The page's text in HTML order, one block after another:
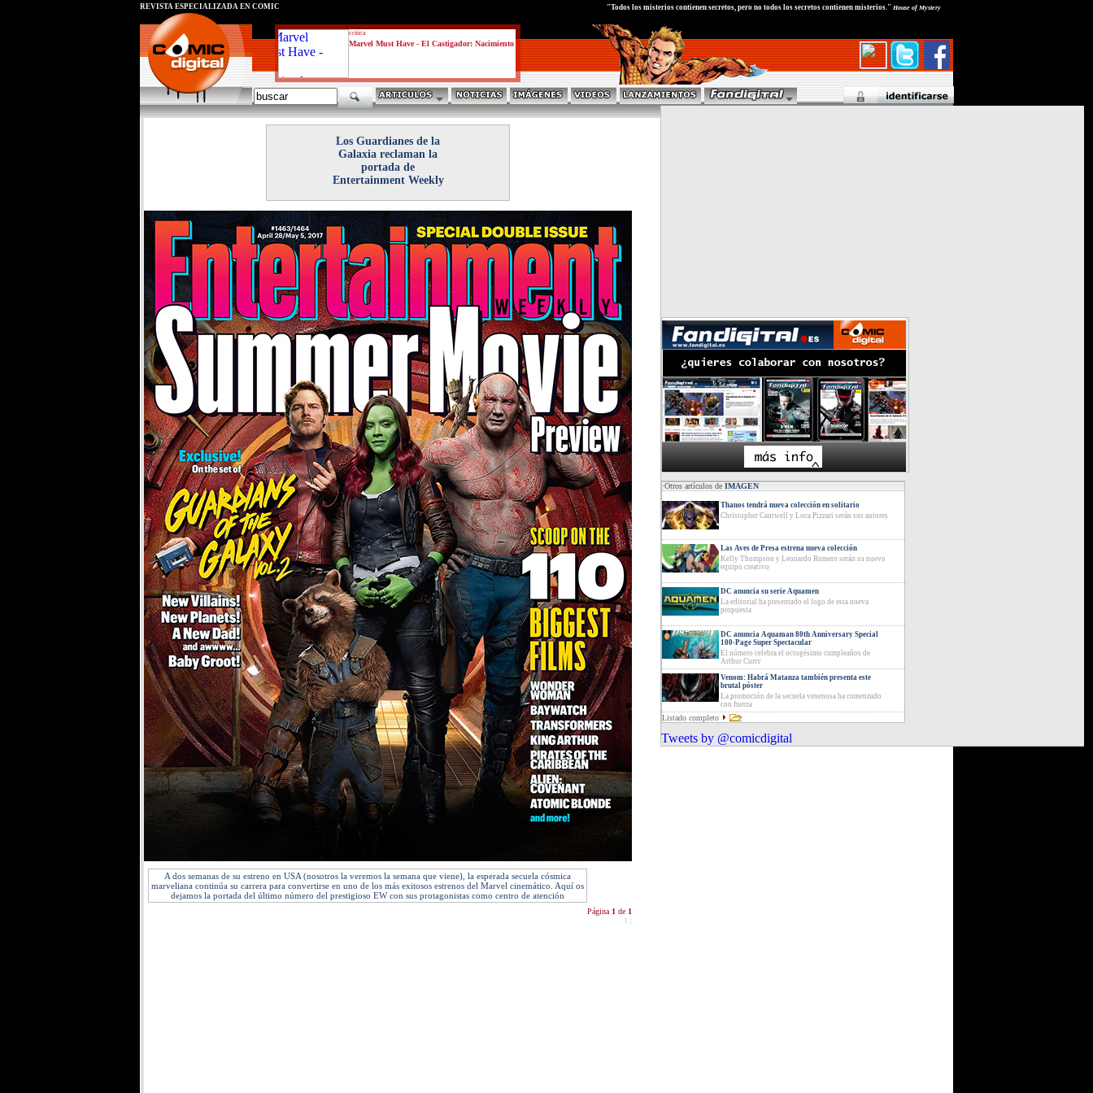
critica
Marvel Must Have - El Castigador: Nacimiento
REVISTA ESPECIALIZADA EN CÓMIC "Todos los misterios contienen secretos, pero no todos los secretos contienen misterios." House of Mystery
Los Guardianes de la
Galaxia reclaman la
portada de
Entertainment Weekly
A dos semanas de su estreno en USA (nosotros la veremos la semana que viene), la esperada secuela cósmica
marveliana continúa su carrera para convertirse en uno de los más exitosos estrenos del Marvel cinemático. Aquí os
dejamos la portada del último número del prestigioso EW con sus protagonistas como centro de atención
Página 1 de 1
1
·Otros artículos deIMAGEN
Thanos tendrá nueva colección en solitario
Christopher Cantwell y Luca Pizzari serán sus autores
Las Aves de Presa estrena nueva colección
Kelly Thompson y Leonardo Romero serán su nuevo
equipo creativo
DC anuncia su serie Aquamen
La editorial ha presentado el logo de esta nueva
propuesta
DC anuncia Aquaman 80th Anniversary Special
100-Page Super Spectacular
El número celebra el octogésimo cumpleaños de
Arthur Curry
Venom: Habrá Matanza también presenta este
brutal póster
La promoción de la secuela venenosa ha comenzado
con fuerza
Listado completo
Tweets by @comicdigital